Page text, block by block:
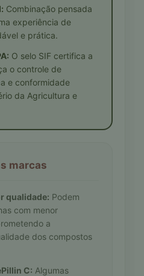
Combinação pensada
experiência de
e prática.
O selo SIF certifica a
o controle de
e conformidade
da Agricultura e
marcas
qualidade: Podem
com menor
a
dos compostos
C: Algumas